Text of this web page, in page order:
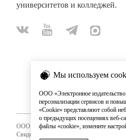
Мы используем
ООО «Электронное
персонализации сервисов и
«Cookie» представляют собой
о предыдущих посещениях веб-
файлы «cookie», измените
университетов и колледжей.
ООО «Электронное издательство Юрайт»
Свидетельство о регистрации СМИ 2020